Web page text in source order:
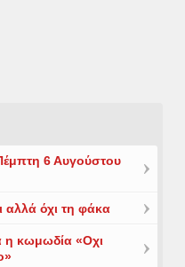
6 Αυγούστου
αλλά όχι τη φάκα
η κωμωδία «Οχι